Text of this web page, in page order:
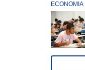
ECONOMIA